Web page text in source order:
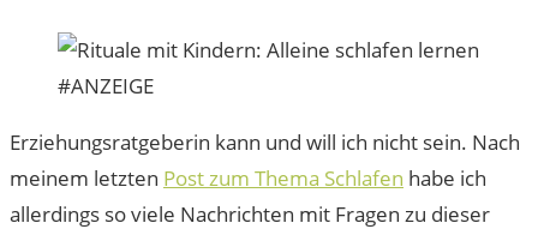
Erziehungsratgeberin kann und will ich nicht sein. Nach
meinem letzten Post zum Thema Schlafen habe ich
allerdings so viele Nachrichten mit Fragen zu dieser